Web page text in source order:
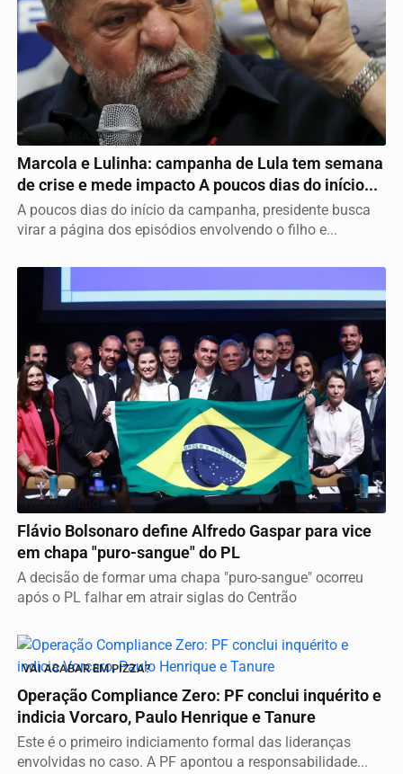
TUDO EM CASA
Marcola e Lulinha: campanha de Lula tem semana
de crise e mede impacto A poucos dias do início...
A poucos dias do início da campanha, presidente busca
virar a página dos episódios envolvendo o filho e...
VICE DEFINIDO
Flávio Bolsonaro define Alfredo Gaspar para vice
em chapa "puro-sangue" do PL
A decisão de formar uma chapa "puro-sangue" ocorreu
após o PL falhar em atrair siglas do Centrão
VAI ACABAR EM PIZZA?
Operação Compliance Zero: PF conclui inquérito e
indicia Vorcaro, Paulo Henrique e Tanure
Este é o primeiro indiciamento formal das lideranças
envolvidas no caso. A PF apontou a responsabilidade...